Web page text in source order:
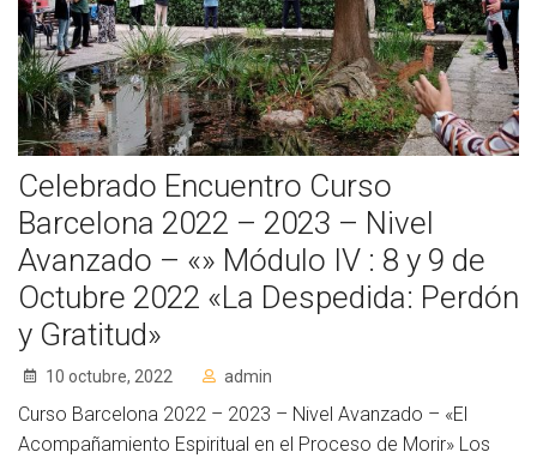
Socios de Número
Socios Colaboradores
Colaboramos con
Formaciones
Nuestra propuesta de formación
Realizadas
Acompañamiento
Noticias
Celebrado Encuentro Curso
Barcelona 2022 – 2023 – Nivel
Avanzado – «» Módulo IV : 8 y 9 de
Octubre 2022 «La Despedida: Perdón
y Gratitud»
10 octubre, 2022 admin
Curso Barcelona 2022 – 2023 – Nivel Avanzado – «El
Acompañamiento Espiritual en el Proceso de Morir» Los